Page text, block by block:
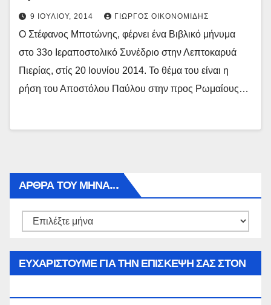
9 ΙΟΥΛΊΟΥ, 2014 ΓΙΏΡΓΟΣ ΟΙΚΟΝΟΜΊΔΗΣ
Ο Στέφανος Μποτώνης, φέρνει ένα Βιβλικό μήνυμα
στο 33ο Ιεραποστολικό Συνέδριο στην Λεπτοκαρυά
Πιερίας, στίς 20 Ιουνίου 2014. Το θέμα του είναι η
ρήση του Αποστόλου Παύλου στην προς Ρωμαίους…
ΑΡΘΡΑ ΤΟΥ ΜΉΝΑ…
Αρθρα
ΕΥΧΑΡΙΣΤΟΥΜΕ ΓΙΑ ΤΗΝ ΕΠΙΣΚΕΨΗ ΣΑΣ ΣΤΟΝ